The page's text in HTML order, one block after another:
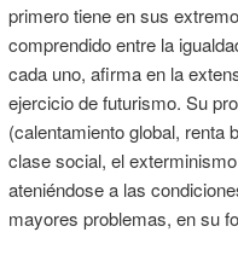
primero tiene en sus
comprendido entre la
cada uno, afirma en la
ejercicio de futurismo. Su
(calentamiento global, renta
clase social, el
ateniéndose a las
mayores problemas, en su